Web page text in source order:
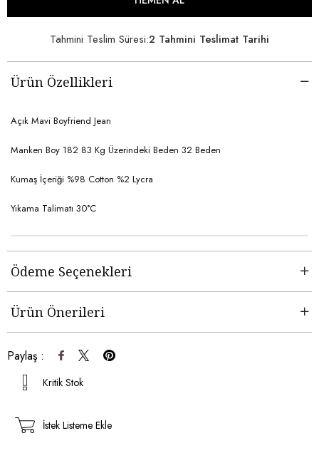
Tahmini Teslim Süresi:2 Tahmini Teslimat Tarihi
Ürün Özellikleri
Açık Mavi Boyfriend Jean
Manken Boy 182 83 Kg Üzerindeki Beden 32 Beden
Kumaş İçeriği %98 Cotton %2 Lycra
Yıkama Talimatı 30°C
Ödeme Seçenekleri
Ürün Önerileri
Paylaş :
Kritik Stok
İstek Listeme Ekle